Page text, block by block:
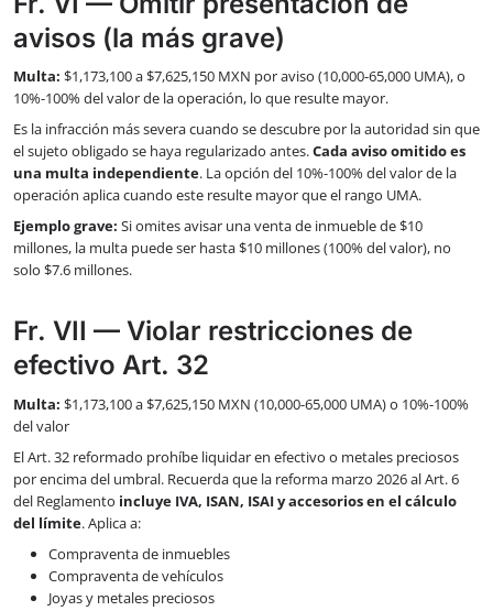
avisos (la más grave)
Multa: $1,173,100 a $7,625,150 MXN por aviso (10,000-65,000 UMA), o
10%-100% del valor de la operación, lo que resulte mayor.
Es la infracción más severa cuando se descubre por la autoridad sin que
el sujeto obligado se haya regularizado antes.Cada aviso omitido es
una multa independiente. La opción del 10%-100% del valor de la
operación aplica cuando este resulte mayor que el rango UMA.
Ejemplo grave: Si omites avisar una venta de inmueble de $10
millones, la multa puede ser hasta $10 millones (100% del valor), no
solo $7.6 millones.
Fr. VII — Violar restricciones de
efectivo Art. 32
Multa: $1,173,100 a $7,625,150 MXN (10,000-65,000 UMA) o 10%-100%
del valor
El Art. 32 reformado prohíbe liquidar en efectivo o metales preciosos
por encima del umbral. Recuerda que la reforma marzo 2026 al Art. 6
del Reglamento incluye IVA, ISAN, ISAI y accesorios en el cálculo
del límite. Aplica a:
Compraventa de inmuebles
Compraventa de vehículos
Joyas y metales preciosos